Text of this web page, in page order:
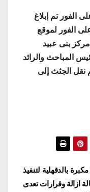
الفور تم إبلاغ
الفور لموقع
بنى عبيد
المباحث والرائد
نقل الجثث إلى
بالدقهلية لتنفيذ
حالة ازالة وقرارات تعدى